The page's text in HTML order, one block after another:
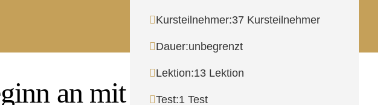
an mit
Kursteilnehmer:37 Kursteilnehmer
Dauer:unbegrenzt
Lektion:13 Lektion
Test:1 Test